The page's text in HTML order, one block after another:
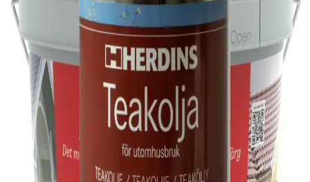
Herdins
AKTIVATOR TILL JÄRNVITRIOL
BIOKLEEN
YTFÖRSEGLING BIOKLEEN 2,5L
Herdins
JÄRNVITRIOL MED SILVERBETS
HERDINS